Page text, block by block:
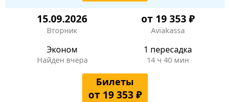
15.09.2026
Вторник
от 19 353 ₽
Aviakassa
Эконом
Найден вчера
1 пересадка
14 ч 40 мин
Билеты
от 19 353 ₽